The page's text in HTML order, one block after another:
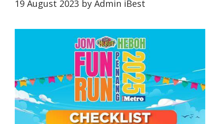
19 August 2023 by Admin iBest